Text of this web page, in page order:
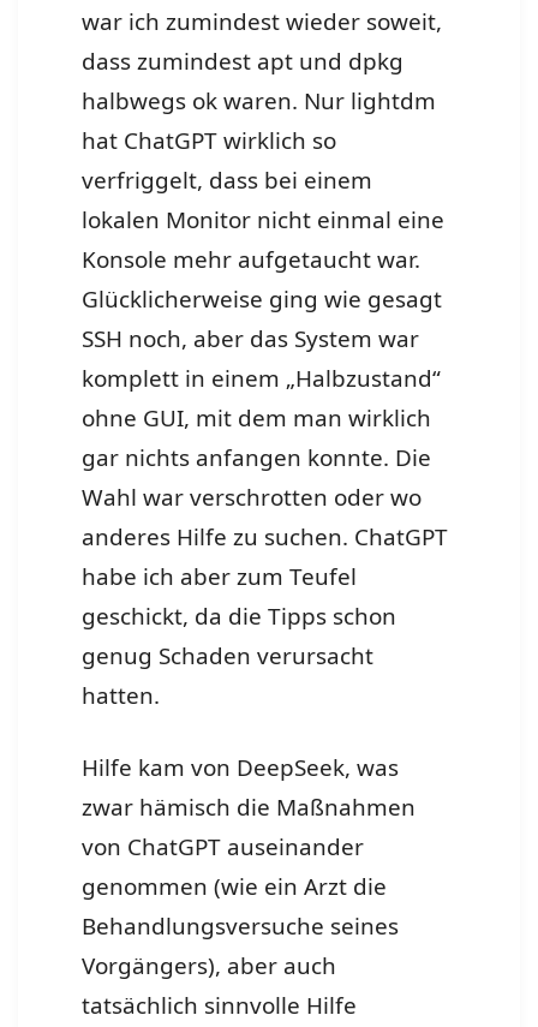
war ich zumindest wieder soweit,
dass zumindest apt und dpkg
halbwegs ok waren. Nur lightdm
hat ChatGPT wirklich so
verfriggelt, dass bei einem
lokalen Monitor nicht einmal eine
Konsole mehr aufgetaucht war.
Glücklicherweise ging wie gesagt
SSH noch, aber das System war
komplett in einem „Halbzustand“
ohne GUI, mit dem man wirklich
gar nichts anfangen konnte. Die
Wahl war verschrotten oder wo
anderes Hilfe zu suchen. ChatGPT
habe ich aber zum Teufel
geschickt, da die Tipps schon
genug Schaden verursacht
hatten.
Hilfe kam von DeepSeek, was
zwar hämisch die Maßnahmen
von ChatGPT auseinander
genommen (wie ein Arzt die
Behandlungsversuche seines
Vorgängers), aber auch
tatsächlich sinnvolle Hilfe